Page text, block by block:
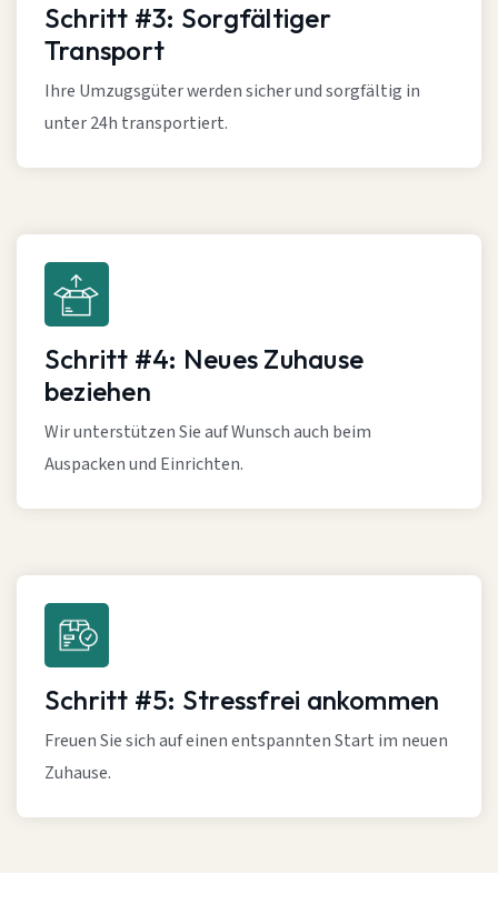
Schritt #3: Sorgfältiger
Transport
Ihre Umzugsgüter werden sicher und sorgfältig in
unter 24h transportiert.
Schritt #4: Neues Zuhause
beziehen
Wir unterstützen Sie auf Wunsch auch beim
Auspacken und Einrichten.
Schritt #5: Stressfrei ankommen
Freuen Sie sich auf einen entspannten Start im neuen
Zuhause.